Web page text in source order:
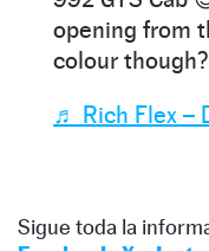
opening from
colour though?
♬ Rich Flex –
Sigue toda la